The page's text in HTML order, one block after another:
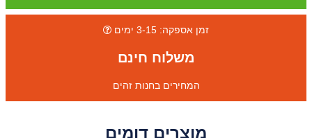
זמן אספקה: 3-15 ימים
משלוח חינם
המחירים בחנות זהים
מוצרים דומים